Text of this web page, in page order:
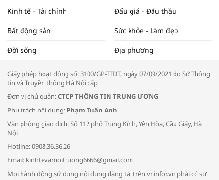
Tọa đàm “Xúc tiến thương mại: Khơi
Bác sĩ tư vấn cách phòng tránh bệnh
đường hô hấp trong thời tiết giao mùa
Kinh tế - Tài chính Đấu giá - Đấu thầu
Bất động sản Sức khỏe - Làm đẹp
Đời sống Địa phương
Giấy phép hoạt động số: 3100/GP-TTĐT, ngày 07/09/2021 do Sở Thông
tin và Truyền thông Hà Nội cấp
Đơn vị chủ quản:CTCP THÔNG TIN TRUNG ƯƠNG
Phụ trách nội dung: Phạm Tuấn Anh
Văn phòng giao dịch: Số 112 phố Trung Kính, Yên Hòa, Cầu Giấy, Hà
Nội
Hotline: 0908.36.36.26
Email: kinhtevamoitruong6666@gmail.com
Mọi hành động sử dụng nội dung đăng tải trên vninfor.vn phải có sự